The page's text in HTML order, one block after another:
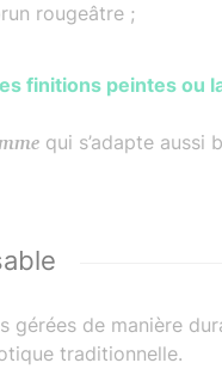
rougeâtre ;
finitions peintes ou
qui s’adapte aussi
gérées de manière
traditionnelle.